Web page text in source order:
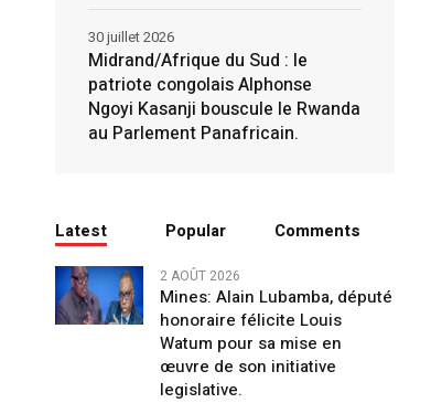
Midrand/Afrique du Sud : le
patriote congolais Alphonse
Ngoyi Kasanji bouscule le Rwanda
au Parlement Panafricain.
30 juillet 2026
Latest Popular Comments
2 AOÛT 2026
Mines: Alain Lubamba, député
honoraire félicite Louis
Watum pour sa mise en
œuvre de son initiative
legislative.